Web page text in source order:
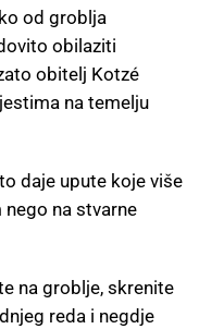
od groblja
obilaziti
obitelj Kotzé
na temelju
daje upute koje više
na stvarne
na groblje, skrenite
reda i negdje